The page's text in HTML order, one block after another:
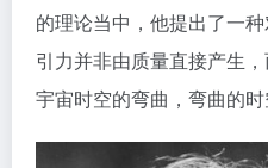
的理论当中，他提出了一
引力并非由质量直接产生
宇宙时空的弯曲，弯曲的时